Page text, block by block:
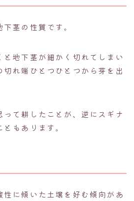
茎の性質です。
地下茎が細かく切れてしまい
切れ端ひとつひとつから芽を出
て耕したことが、逆にスギナ
もあります。
性に傾いた土壌を好む傾向があ